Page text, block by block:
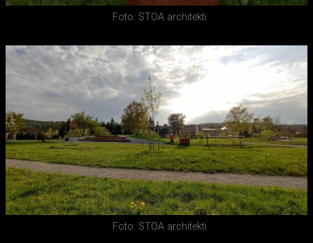
Foto: STOA architekti
Foto: STOA architekti